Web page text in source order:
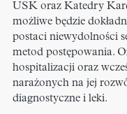
USK oraz Katedry
możliwe będzie
postaci niewydolności
metod postępowania.
hospitalizacji oraz
narażonych na jej
diagnostyczne i leki.